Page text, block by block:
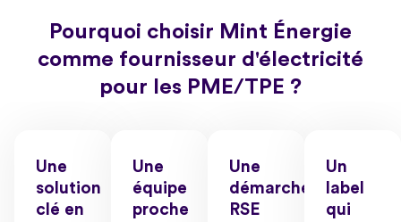
Pourquoi choisir Mint Énergie
comme fournisseur d'électricité
pour les PME/TPE ?
Une
solution
clé en
Une
équipe
proche
Une
démarche
RSE
Un
label
qui